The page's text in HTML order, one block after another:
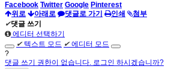
Facebook Twitter Google Pinterest
위로
아래로 댓글로 가기 인쇄
첨부
✔댓글 쓰기
에디터 선택하기
✔ 텍스트 모드 ✔에디터 모드
?
댓글 쓰기 권한이 없습니다. 로그인 하시겠습니까?